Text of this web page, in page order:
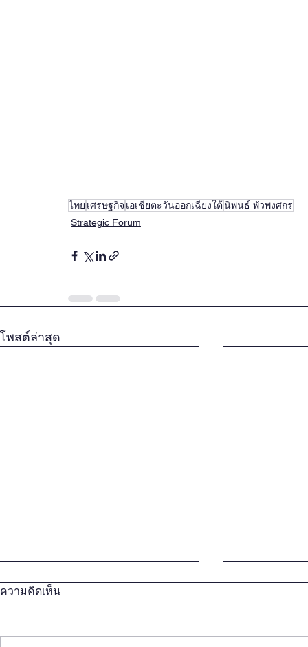
ไทย เศรษฐกิจ เอเชียตะวันออกเฉียงใต้นิพนธ์ พัวพงศกร
Strategic Forum
โพสต์ล่าสุด
ความคิดเห็น